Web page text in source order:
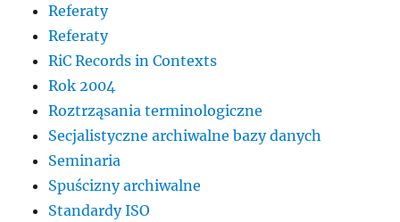
Referaty
Referaty
RiC Records in Contexts
Rok 2004
Roztrząsania terminologiczne
Secjalistyczne archiwalne bazy danych
Seminaria
Spuścizny archiwalne
Standardy ISO